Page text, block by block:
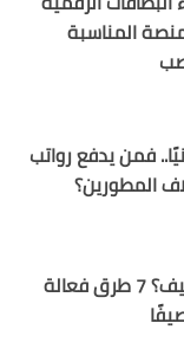
المناسبة
فمن يدفع رواتب
المطورين؟
كيف تنام بدون مكيف؟ 7 طرق فعالة